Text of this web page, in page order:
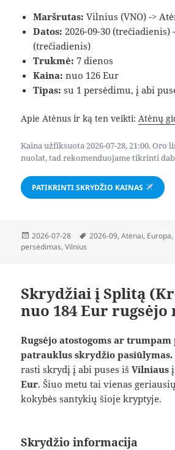
Maršrutas: Vilnius (VNO) ->
Datos: 2026-09-30 (trečiadienis)
(trečiadienis)
Trukmė: 7 dienos
Kaina: nuo 126 Eur
Tipas: su 1 persėdimu, į abi
Apie Atėnus ir ką ten veikti:Atėnų
Kaina užfiksuota 2026-07-28, 21:00. Oro
nuolat, tad rekomenduojame tikrinti
PATIKRINTI SKRYDŽIO KAINAS
Paskelbta
2026-07-28 Žymos
2026-09,Atėnai, Europa,
persėdimas,Vilnius
Skrydžiai į Splitą
nuo 184 Eur rugsėjo
Rugsėjo atostogoms ar trumpam
patrauklus skrydžio pasiūlymas.
rasti skrydį į abi puses išVilniaus
Eur. Šiuo metu tai vienas
kokybės santykių šioje kryptyje.
Skrydžio informacija